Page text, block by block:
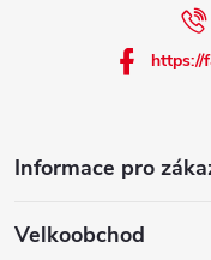
Informace pro
Velkoobchod
https://